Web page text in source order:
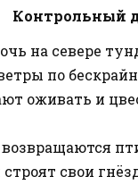
Контрольный
на севере
по
оживать и
свои